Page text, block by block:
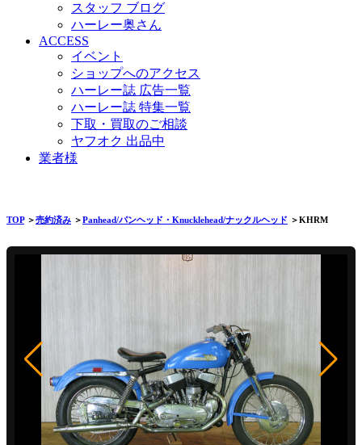
スタッフ ブログ
ハーレー奥さん
ACCESS
イベント
ショップへのアクセス
ハーレー誌 広告一覧
ハーレー誌 特集一覧
下取・買取のご相談
ヤフオク 出品中
業者様
TOP＞売約済み ＞Panhead/パンヘッド・Knucklehead/ナックルヘッド ＞KHRM